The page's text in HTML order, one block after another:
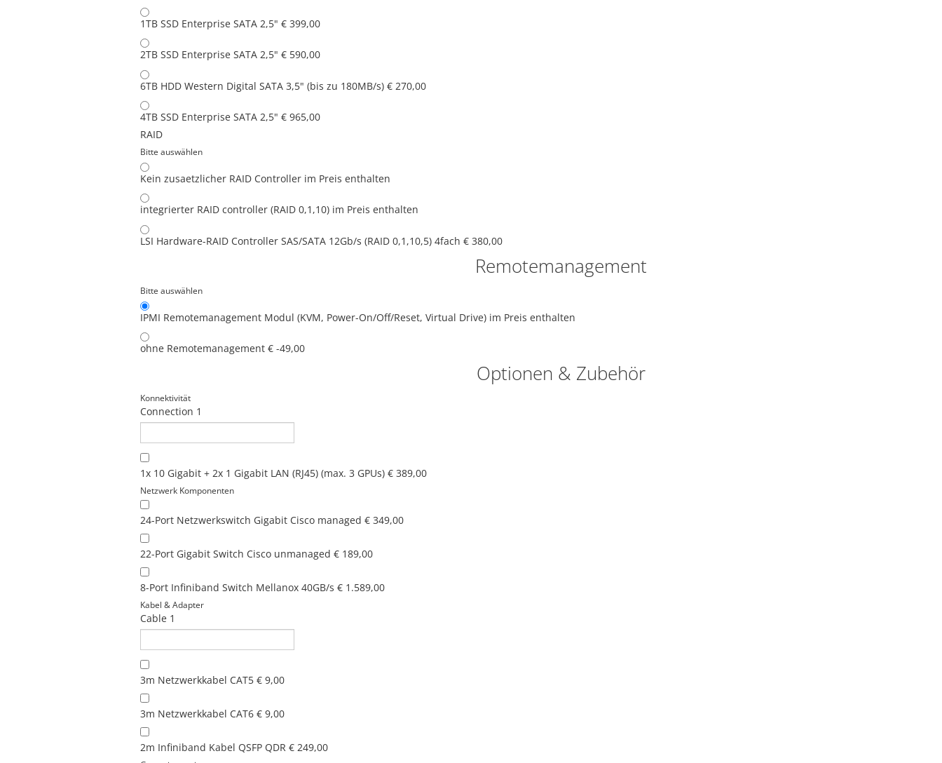
1TB SSD Enterprise SATA 2,5" € 399,00
2TB SSD Enterprise SATA 2,5" € 590,00
6TB HDD Western Digital SATA 3,5" (bis zu 180MB/s) € 270,00
4TB SSD Enterprise SATA 2,5" € 965,00
RAID
Bitte auswählen
Kein zusaetzlicher RAID Controller im Preis enthalten
integrierter RAID controller (RAID 0,1,10) im Preis enthalten
LSI Hardware-RAID Controller SAS/SATA 12Gb/s (RAID 0,1,10,5) 4fach € 380,00
Remotemanagement
Bitte auswählen
IPMI Remotemanagement Modul (KVM, Power-On/Off/Reset, Virtual Drive) im Preis enthalten
ohne Remotemanagement € -49,00
Optionen & Zubehör
Konnektivität
Connection 1
1x 10 Gigabit + 2x 1 Gigabit LAN (RJ45) (max. 3 GPUs) € 389,00
Netzwerk Komponenten
24-Port Netzwerkswitch Gigabit Cisco managed € 349,00
22-Port Gigabit Switch Cisco unmanaged € 189,00
8-Port Infiniband Switch Mellanox 40GB/s € 1.589,00
Kabel & Adapter
Cable 1
3m Netzwerkkabel CAT5 € 9,00
3m Netzwerkkabel CAT6 € 9,00
2m Infiniband Kabel QSFP QDR € 249,00